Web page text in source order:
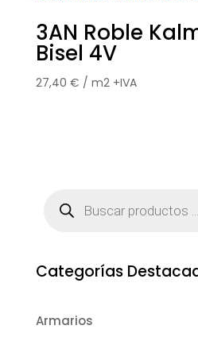
3AN Roble
Bisel 4V
27,40 € / m2 +IVA
productos
Categorías
Armarios